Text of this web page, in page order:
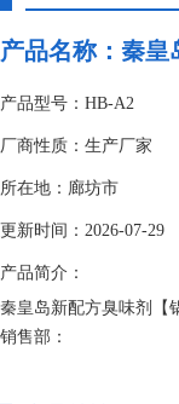
产品名称： 秦皇
产品型号：HB-A2
厂商性质：生产厂家
所在地：廊坊市
更新时间：2026-07-29
产品简介：
秦皇岛新配方臭味剂【
销售部：